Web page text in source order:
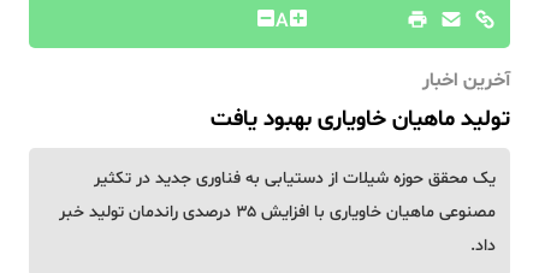
A
آخرین اخبار
تولید ماهیان خاویاری بهبود یافت
یک محقق حوزه شیلات از دستیابی به فناوری جدید در تکثیر
مصنوعی ماهیان خاویاری با افزایش ۳۵ درصدی راندمان تولید خبر
داد.